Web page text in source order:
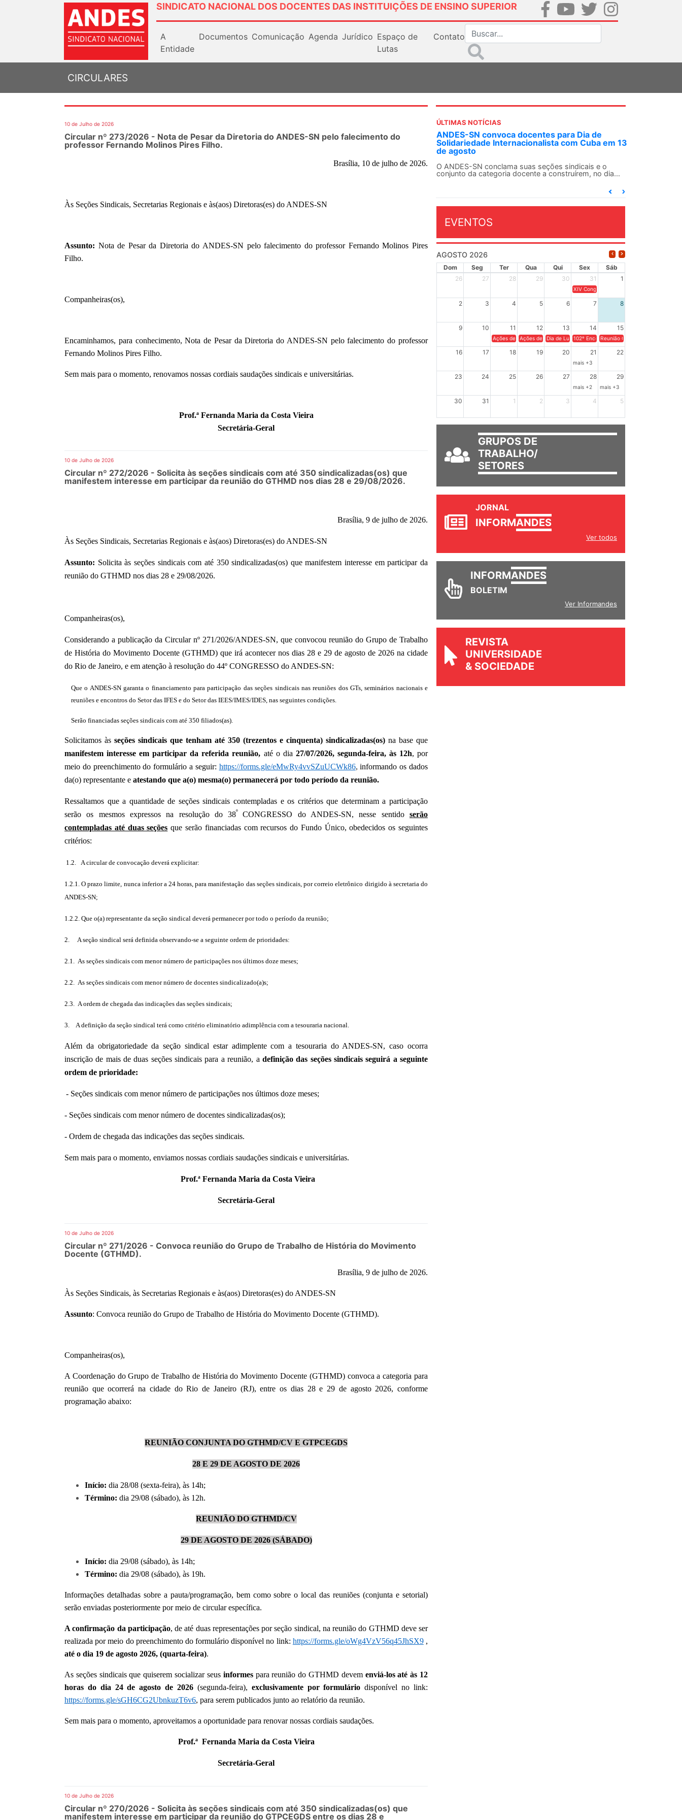
SINDICATO NACIONAL DOS DOCENTES DAS INSTITUIÇÕES DE ENSINO SUPERIOR
A
Entidade
Documentos Comunicação Agenda Jurídico Espaço de
Lutas
Contato
CIRCULARES
10 de Julho de 2026
Circular nº 273/2026 - Nota de Pesar da Diretoria do ANDES-SN pelo falecimento do
professor Fernando Molinos Pires Filho.
Brasília, 10 de julho de 2026.
Às Seções Sindicais, Secretarias Regionais e às(aos) Diretoras(es) do ANDES-SN
Assunto: Nota de Pesar da Diretoria do ANDES-SN pelo falecimento do professor Fernando Molinos Pires
Filho.
Companheiras(os),
Encaminhamos, para conhecimento, Nota de Pesar da Diretoria do ANDES-SN pelo falecimento do professor
Fernando Molinos Pires Filho.
Sem mais para o momento, renovamos nossas cordiais saudações sindicais e universitárias.
Prof.ª Fernanda Maria da Costa Vieira
Secretária-Geral
10 de Julho de 2026
Circular nº 272/2026 - Solicita às seções sindicais com até 350 sindicalizadas(os) que
manifestem interesse em participar da reunião do GTHMD nos dias 28 e 29/08/2026.
Brasília, 9 de julho de 2026.
Às Seções Sindicais, Secretarias Regionais e às(aos) Diretoras(es) do ANDES-SN
Assunto: Solicitaàs seções sindicais com até 350 sindicalizadas(os) que manifestem interesse em participar da
reunião do GTHMD nos dias 28 e 29/08/2026.
Companheiras(os),
Considerando a publicação da Circular nº 271/2026/ANDES-SN, que convocou reunião do Grupo de Trabalho
de História do Movimento Docente (GTHMD) que irá acontecer nos dias 28 e 29 de agosto de 2026 na cidade
do Rio de Janeiro, e em atenção à resolução do 44º CONGRESSO do ANDES-SN:
Que o ANDES-SN garanta o financiamento para participação das seções sindicais nas reuniões dos GTs, seminários nacionais e
reuniões e encontros do Setor das IFES e do Setor das IEES/IMES/IDES, nas seguintes condições.
Serão financiadas seções sindicais com até 350 filiados(as).
Solicitamos às seções sindicais que tenham até 350 (trezentos e cinquenta) sindicalizadas(os) na base que
manifestem interesse em participar da referida reunião, até o dia 27/07/2026, segunda-feira, às 12h, por
meio do preenchimento do formulário a seguir: https://forms.gle/eMwRy4vvSZuUCWk86, informando os dados
da(o) representante e atestando que a(o) mesma(o) permanecerá por todo período da reunião.
Ressaltamos que a quantidade de seções sindicais contempladas e os critérios que determinam a participação
serão os mesmos expressos na resolução do 38º CONGRESSO do ANDES-SN, nesse sentidoserão
contempladas até duas seções que serão financiadas com recursos do Fundo Único, obedecidos os seguintes
critérios:
1.2. A circular de convocação deverá explicitar:
1.2.1. O prazo limite, nunca inferior a 24 horas, para manifestação das seções sindicais, por correio eletrônico dirigido à secretaria do
ANDES-SN;
1.2.2. Que o(a) representante da seção sindical deverá permanecer por todo o período da reunião;
2. A seção sindical será definida observando-se a seguinte ordem de prioridades:
2.1. As seções sindicais com menor número de participações nos últimos doze meses;
2.2. As seções sindicais com menor número de docentes sindicalizado(a)s;
2.3. A ordem de chegada das indicações das seções sindicais;
3. A definição da seção sindical terá como critério eliminatório adimplência com a tesouraria nacional.
Além da obrigatoriedade da seção sindical estar adimplente com a tesouraria do ANDES-SN, caso ocorra
inscrição de mais de duas seções sindicais para a reunião, a definição das seções sindicais seguirá a seguinte
ordem de prioridade:
- Seções sindicais com menor número de participações nos últimos doze meses;
- Seções sindicais com menor número de docentes sindicalizadas(os);
- Ordem de chegada das indicações das seções sindicais.
Sem mais para o momento, enviamos nossas cordiais saudações sindicais e universitárias.
Prof.ª Fernanda Maria da Costa Vieira
Secretária-Geral
10 de Julho de 2026
Circular nº 271/2026 - Convoca reunião do Grupo de Trabalho de História do Movimento
Docente (GTHMD).
Brasília, 9 de julho de 2026.
Às Seções Sindicais, às Secretarias Regionais e às(aos) Diretoras(es) do ANDES-SN
Assunto: Convoca reunião do Grupo de Trabalho de História do Movimento Docente (GTHMD).
Companheiras(os),
A Coordenação do Grupo de Trabalho de História do Movimento Docente (GTHMD) convoca a categoria para
reunião que ocorrerá na cidade do Rio de Janeiro (RJ), entre os dias 28 e 29 de agosto 2026, conforme
programação abaixo:
REUNIÃO CONJUNTA DO GTHMD/CV E GTPCEGDS
28 E 29 DE AGOSTO DE 2026
Início: dia 28/08 (sexta-feira), às 14h;
Término: dia 29/08 (sábado), às 12h.
REUNIÃO DO GTHMD/CV
29 DE AGOSTO DE 2026 (SÁBADO)
Início: dia 29/08 (sábado), às 14h;
Término: dia 29/08 (sábado), às 19h.
Informações detalhadas sobre a pauta/programação, bem como sobre o local das reuniões (conjunta e setorial)
serão enviadas posteriormente por meio de circular específica.
A confirmação da participação, de até duas representações por seção sindical, na reunião do GTHMD deve ser
realizada por meio do preenchimento do formulário disponível no link: https://forms.gle/oWg4VzV56q45JhSX9 ,
até o dia 19 de agosto 2026, (quarta-feira).
As seções sindicais que quiserem socializar seus informes para reunião do GTHMD devem enviá-los até às 12
horas do dia 24 de agosto de 2026 (segunda-feira), exclusivamente por formulário disponível no link:
https://forms.gle/sGH6CG2UbnkuzT6v6, para serem publicados junto ao relatório da reunião.
Sem mais para o momento, aproveitamos a oportunidade para renovar nossas cordiais saudações.
Prof.ª Fernanda Maria da Costa Vieira
Secretária-Geral
10 de Julho de 2026
Circular nº 270/2026 - Solicita às seções sindicais com até 350 sindicalizadas(os) que
manifestem interesse em participar da reunião do GTPCEGDS entre os dias 28 e
ÚLTIMAS NOTÍCIAS
ANDES-SN convoca docentes para Dia de
Solidariedade Internacionalista com Cuba em 13
de agosto
O ANDES-SN conclama suas seções sindicais e o
conjunto da categoria docente a construírem, no dia...
EVENTOS
AGOSTO 2026
Dom Seg Ter Qua Qui Sex
Sáb
26
27 28 29 30 31 1
XIV Congresso Brasileiro de
2 3 4 5 6 7 8
9 10 11 12 13 14 15
Ações de solidariedade a Cuba no Rio Grande do Sul - 100 anos de Fidel: a
Ações de solidariedade a Cuba no Rio Grande do Sul - Como
Dia de Luta em Defesa de Cuba e da Soberania dos
102º Encontro da Regional Leste, “Em
Reunião GTPE.
16 17 18 19 20 21 22
mais +3
23 24 25 26 27 28 29
mais +2 mais +3
30 31 1 2 3 4 5
GRUPOS DE
TRABALHO/
SETORES
JORNAL
INFORMANDES
Ver todos
INFORMANDES
BOLETIM
Ver Informandes
REVISTA
UNIVERSIDADE
& SOCIEDADE